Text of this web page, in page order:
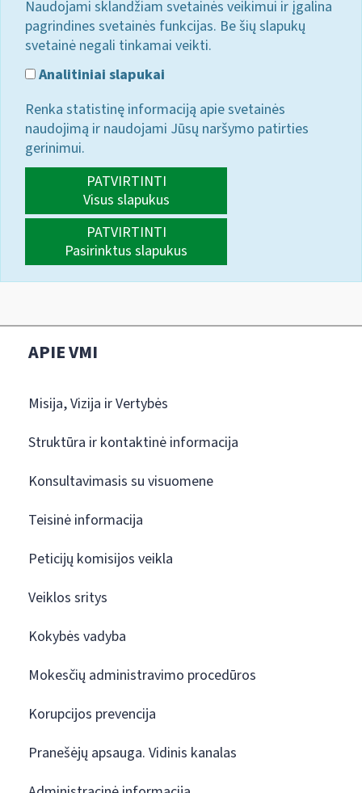
Naudojami sklandžiam svetainės veikimui ir įgalina
pagrindines svetainės funkcijas. Be šių slapukų
svetainė negali tinkamai veikti.
Analitiniai slapukai
Renka statistinę informaciją apie svetainės
naudojimą ir naudojami Jūsų naršymo patirties
gerinimui.
PATVIRTINTI
Visus slapukus
PATVIRTINTI
Pasirinktus slapukus
APIE VMI
Misija, Vizija ir Vertybės
Struktūra ir kontaktinė informacija
Konsultavimasis su visuomene
Teisinė informacija
Peticijų komisijos veikla
Veiklos sritys
Kokybės vadyba
Mokesčių administravimo procedūros
Korupcijos prevencija
Pranešėjų apsauga. Vidinis kanalas